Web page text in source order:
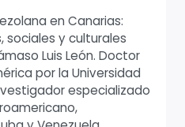
en Canarias:
y culturales
Luis León. Doctor
por la Universidad
especializado